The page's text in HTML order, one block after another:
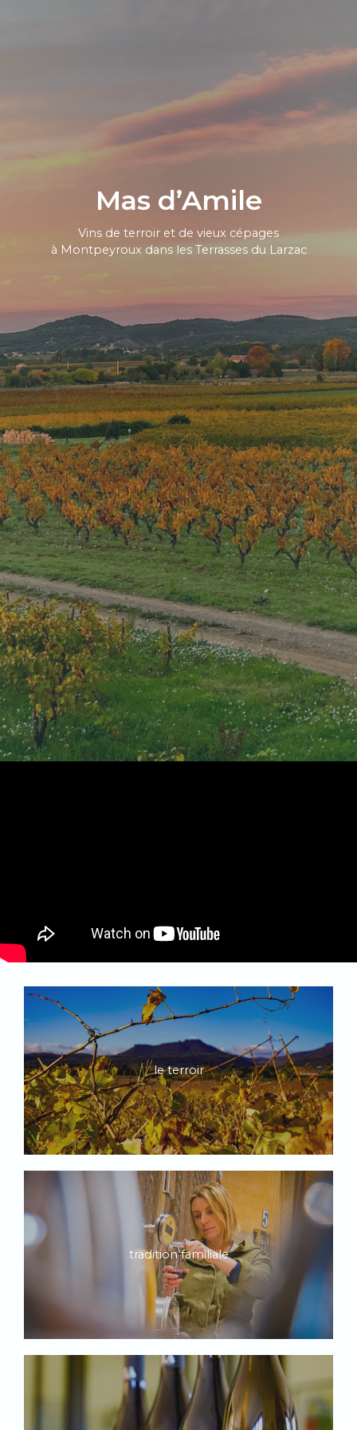
Mas d’Amile
Vins de terroir et de vieux cépages
à Montpeyroux dans les Terrasses du Larzac
le terroir
tradition familiale